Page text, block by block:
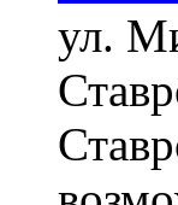
ул.